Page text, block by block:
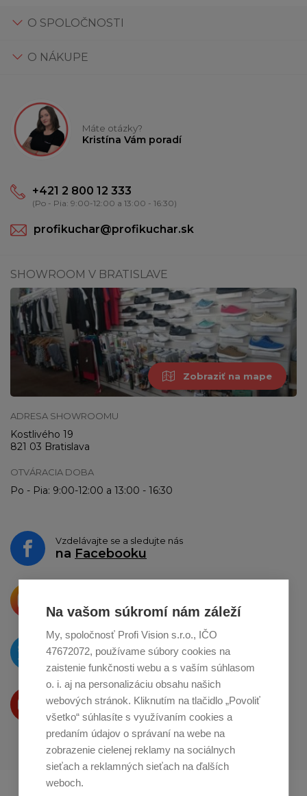
O SPOLOČNOSTI
O NÁKUPE
Máte otázky?
Kristína Vám poradí
+421 2 800 12 333
(Po - Pia: 9:00-12:00 a 13:00 - 16:30)
profikuchar@profikuchar.sk
SHOWROOM V BRATISLAVE
Zobraziť na mape
ADRESA SHOWROOMU
Kostlivého 19
821 03 Bratislava
OTVÁRACIA DOBA
Po - Pia: 9:00-12:00 a 13:00 - 16:30
Vzdelávajte se a sledujte nás
na Facebooku
o zdieľanie naInstagrame
O novinkách píšeme
naTwitteri
Produkty Vám predstavujeme
na Youtube
Profikuchař.cz
Na vašom súkromí nám záleží
My, spoločnosť Profi Vision s.r.o., IČO
47672072, používame súbory cookies na
zaistenie funkčnosti webu a s vaším súhlasom
o. i. aj na personalizáciu obsahu našich
webových stránok. Kliknutím na tlačidlo „Povoliť
všetko“ súhlasíte s využívaním cookies a
predaním údajov o správaní na webe na
zobrazenie cielenej reklamy na sociálnych
sieťach a reklamných sieťach na ďalších
weboch.